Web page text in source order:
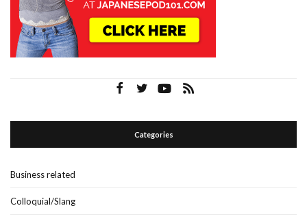
Categories
Business related
Colloquial/Slang